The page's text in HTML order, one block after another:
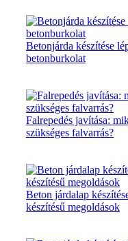
Betonjárda készítése
betonburkolat
Falrepedés javítása:
szükséges falvarrás?
Beton járdalap
készítésű megoldások